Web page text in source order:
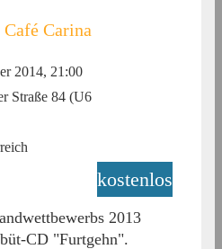
Carina
2014, 21:00
Straße 84 (U6
kostenlos
2013
CD "Furtgehn".